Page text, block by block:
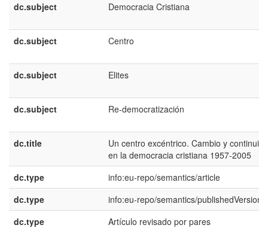
dc.subject Democracia Cristiana
dc.subject Centro
dc.subject Elites
dc.subject Re-democratización
dc.title
Un centro excéntrico. Cambio y
en la democracia cristiana 1957-2005
dc.type
info:eu-repo/semantics/article
dc.type
info:eu-repo/semantics/publishedVersion
dc.type
Artículo revisado por pares